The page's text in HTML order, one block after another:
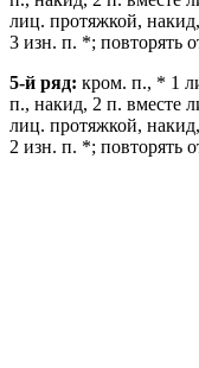
лиц. протяжкой,
3 изн. п. *; повторять
5-й ряд: кром. п., * 1
п., накид, 2 п. вместе
лиц. протяжкой,
2 изн. п. *; повторять